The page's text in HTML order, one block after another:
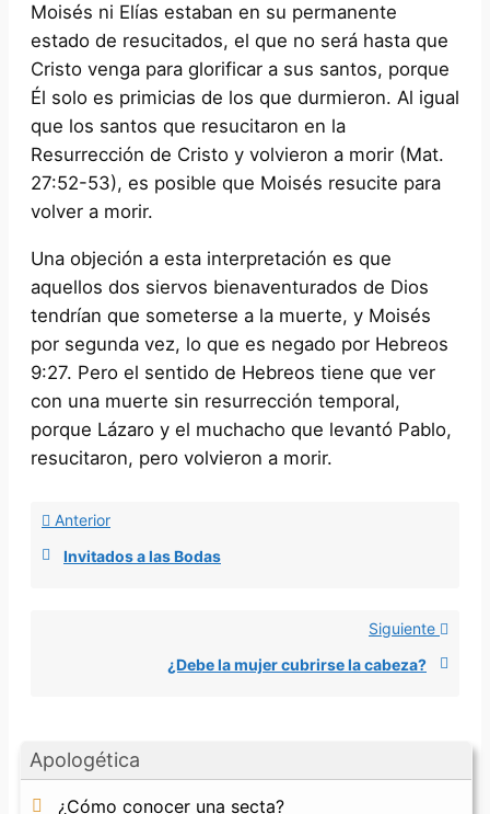
Apologética
¿Cómo conocer una secta?
Moisés ni Elías estaban en su permanente
estado de resucitados, el que no será hasta que
Cristo venga para glorificar a sus santos, porque
Él solo es primicias de los que durmieron. Al igual
que los santos que resucitaron en la
Resurrección de Cristo y volvieron a morir (Mat.
27:52-53), es posible que Moisés resucite para
volver a morir.
Una objeción a esta interpretación es que
aquellos dos siervos bienaventurados de Dios
tendrían que someterse a la muerte, y Moisés
por segunda vez, lo que es negado por Hebreos
9:27. Pero el sentido de Hebreos tiene que ver
con una muerte sin resurrección temporal,
porque Lázaro y el muchacho que levantó Pablo,
resucitaron, pero volvieron a morir.
Anterior
Invitados a las Bodas
Siguiente
¿Debe la mujer cubrirse la cabeza?